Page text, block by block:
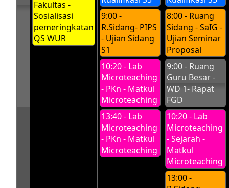
Fakultas -
Sosialisasi
pemeringkatan
QS WUR
9:00 -
R.Sidang- PIPS
- Ujian Sidang
S1
10:20 - Lab
Microteaching
- PKn - Matkul
Microteaching
13:40 - Lab
Microteaching
- PKn - Matkul
Microteaching
8:00 - Ruang
Sidang - SaIG -
Ujian Seminar
Proposal
9:00 - Ruang
Guru Besar -
WD 1- Rapat
FGD
10:20 - Lab
Microteaching
- Sejarah -
Matkul
Microteaching
13:00 -